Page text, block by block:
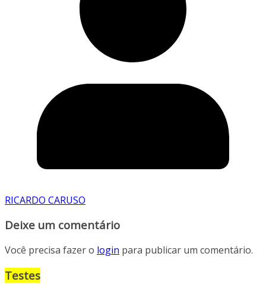
RICARDO CARUSO
Deixe um comentário
Você precisa fazer o login para publicar um comentário.
Testes